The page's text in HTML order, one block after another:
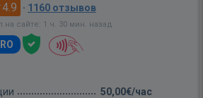
4.9 · 1160 отзывов
на сайте: 1 ч. 30 мин. назад
50,00€/час